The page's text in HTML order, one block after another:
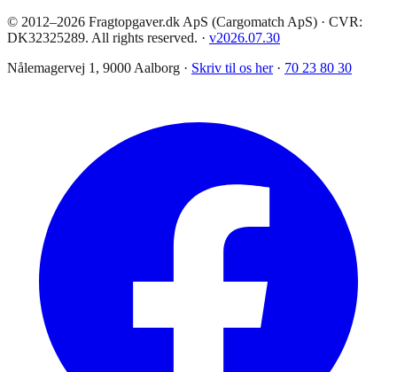
© 2012–2026 Fragtopgaver.dk ApS (Cargomatch ApS) · CVR:
DK32325289. All rights reserved. · v2026.07.30
Nålemagervej 1, 9000 Aalborg · Skriv til os her · 70 23 80 30